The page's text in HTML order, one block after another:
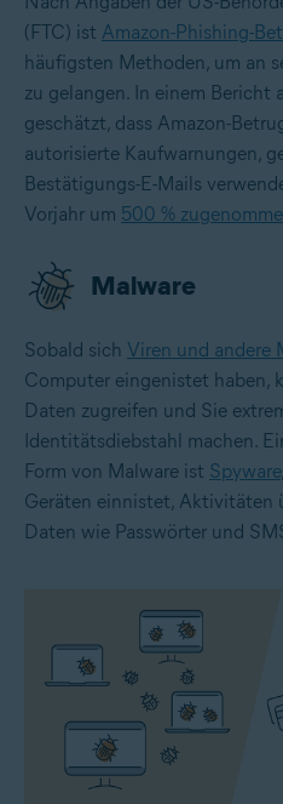
(FTC) ist Amazon-Phishing-
häufigsten Methoden, um an
zu gelangen. In einem Bericht
geschätzt, dass Amazon-
autorisierte Kaufwarnungen,
Bestätigungs-E-Mails
Vorjahr um 500 %
Malware
Sobald sich Viren und andere
Computer eingenistet haben,
Daten zugreifen und Sie
Identitätsdiebstahl machen.
Form von Malware ist Spyware
Geräten einnistet, Aktivitäten
Daten wie Passwörter und